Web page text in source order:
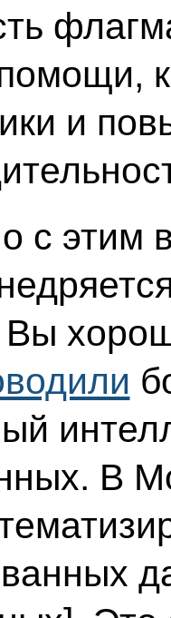
и
с этим
Вы
В